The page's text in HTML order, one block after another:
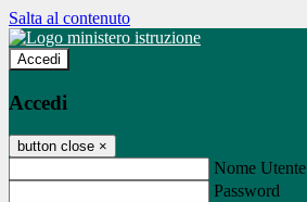
Salta al contenuto
Accedi
Accedi
button close ×
Nome Utente
Password